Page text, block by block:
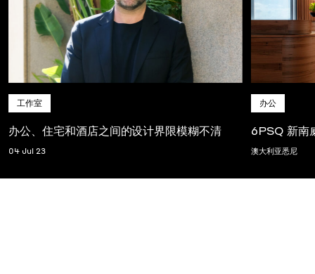
工作室
办公、住宅和酒店之间的设计界限模糊不清
04 Jul 23
办公
6PSQ 新南
澳大利亚悉尼